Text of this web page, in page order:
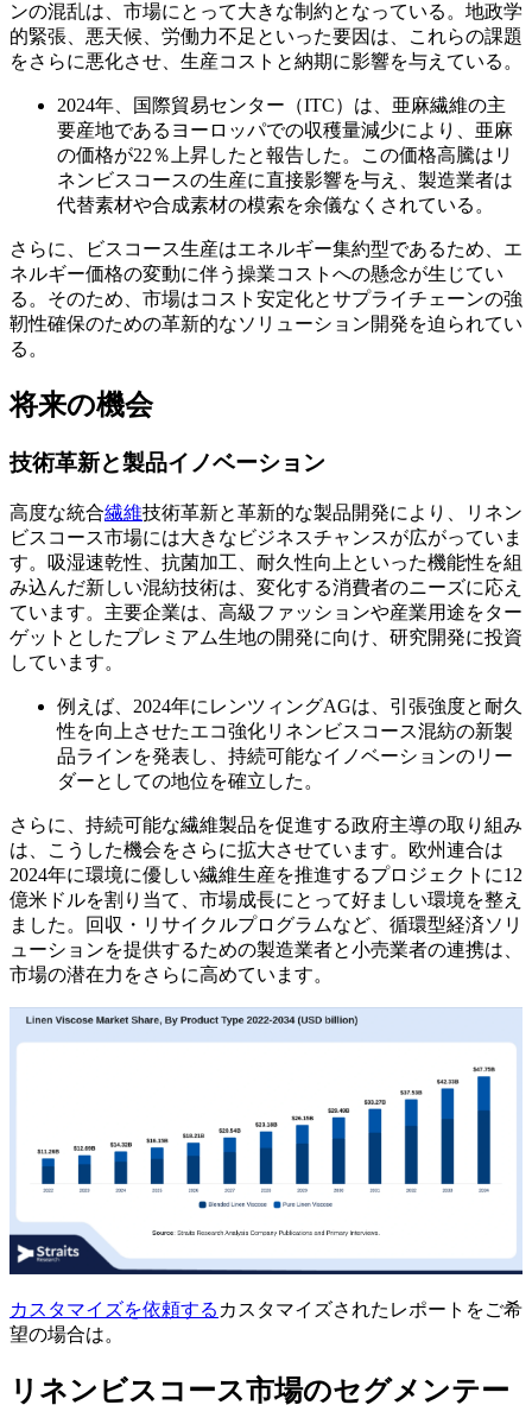
ンの混乱は、市場にとって大きな制約となっている。地政学
的緊張、悪天候、労働力不足といった要因は、これらの課題
をさらに悪化させ、生産コストと納期に影響を与えている。
2024年、国際貿易センター（ITC）は、亜麻繊維の主
要産地であるヨーロッパでの収穫量減少により、亜麻
の価格が22％上昇したと報告した。この価格高騰はリ
ネンビスコースの生産に直接影響を与え、製造業者は
代替素材や合成素材の模索を余儀なくされている。
さらに、ビスコース生産はエネルギー集約型であるため、エ
ネルギー価格の変動に伴う操業コストへの懸念が生じてい
る。そのため、市場はコスト安定化とサプライチェーンの強
靭性確保のための革新的なソリューション開発を迫られてい
る。
将来の機会
技術革新と製品イノベーション
高度な統合繊維技術革新と革新的な製品開発により、リネン
ビスコース市場には大きなビジネスチャンスが広がっていま
す。吸湿速乾性、抗菌加工、耐久性向上といった機能性を組
み込んだ新しい混紡技術は、変化する消費者のニーズに応え
ています。主要企業は、高級ファッションや産業用途をター
ゲットとしたプレミアム生地の開発に向け、研究開発に投資
しています。
例えば、2024年にレンツィングAGは、引張強度と耐久
性を向上させたエコ強化リネンビスコース混紡の新製
品ラインを発表し、持続可能なイノベーションのリー
ダーとしての地位を確立した。
さらに、持続可能な繊維製品を促進する政府主導の取り組み
は、こうした機会をさらに拡大させています。欧州連合は
2024年に環境に優しい繊維生産を推進するプロジェクトに12
億米ドルを割り当て、市場成長にとって好ましい環境を整え
ました。回収・リサイクルプログラムなど、循環型経済ソリ
ューションを提供するための製造業者と小売業者の連携は、
市場の潜在力をさらに高めています。
カスタマイズを依頼する カスタマイズされたレポートをご希
望の場合は。
リネンビスコース市場のセグメンテー